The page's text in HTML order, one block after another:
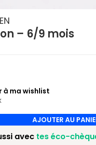
– 6/9 mois
AJOUTER AU
avec tes éco-